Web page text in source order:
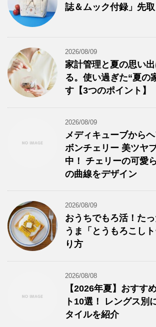
誌＆ムック付録」先
2026/08/09
家計管理と夏の思い
る。使い過ぎた“夏の
す【3つのポイント】
2026/08/09
メディキューブから
ボンチェリー 美ツヤ
中！ チェリーの可愛
の曲線をデザイン
2026/08/09
おうちでもろ活！た
うま「とうもろこし
り方
2026/08/08
【2026年夏】おすす
ト10選！ レングス別
タイルを紹介